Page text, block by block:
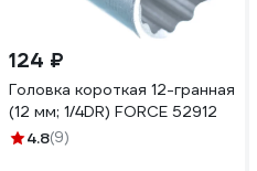
124 ₽
Головка короткая 12-гранная
(12 мм; 1/4DR) FORCE 52912
4.8(9)